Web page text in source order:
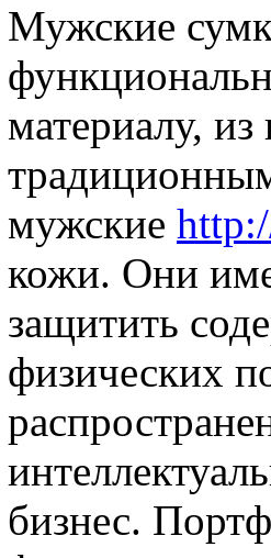
Мужские
материалу,
мужские
кожи. Они
защитить
физических
бизнес.